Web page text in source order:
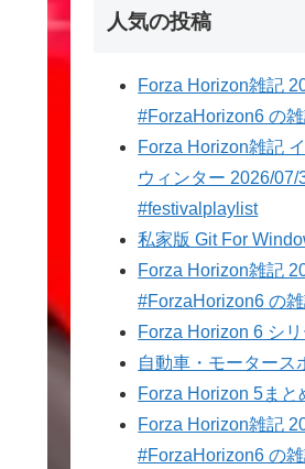
人気の投稿
Forza Horizon雑記
#ForzaHorizon6 の
Forza Horizon雑記
ウィンター 2026/
#festivalplaylist
私家版 Git For
Forza Horizon雑記
#ForzaHorizon6 の
Forza Horizon 6 シ
自動車・モータース
Forza Horizon 5ま
Forza Horizon雑記
#ForzaHorizon6 の